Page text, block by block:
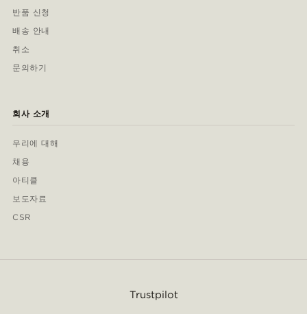
반품 신청
배송 안내
취소
문의하기
회사 소개
우리에 대해
채용
아티클
보도자료
CSR
Trustpilot